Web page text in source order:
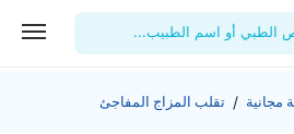
الطبي أو اسم الطبيب...
مجانية / تقلب المزاج المفاجئ